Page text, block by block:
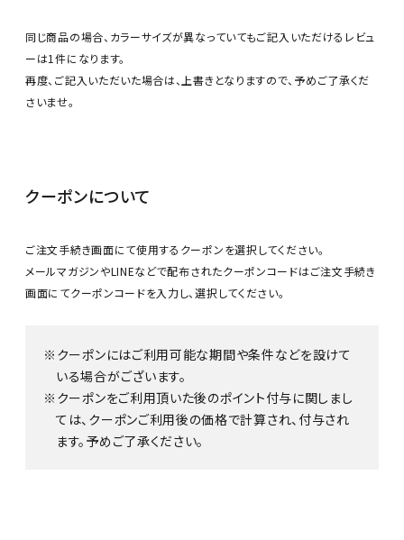
同じ商品の場合、カラーサイズが異なっていてもご記入いただけるレビュ
ーは1件になります。
再度、ご記入いただいた場合は、上書きとなりますので、予めご了承くだ
さいませ。
クーポンについて
ご注文手続き画面にて使用するクーポンを選択してください。
メールマガジンやLINEなどで配布されたクーポンコードはご注文手続き
画面にてクーポンコードを入力し、選択してください。
クーポンにはご利用可能な期間や条件などを設けて
いる場合がございます。
クーポンをご利用頂いた後のポイント付与に関しまし
ては、クーポンご利用後の価格で計算され、付与され
ます。予めご了承ください。